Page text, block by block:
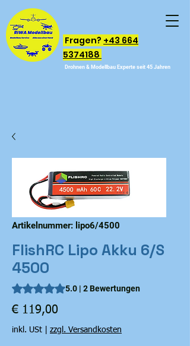
Fragen? +43 664
5374188
Drohnen & Modellbau Experte seit 45 Jahren
Artikelnummer: lipo6/4500
FlishRC Lipo Akku 6/S
4500
Das Rating beträgt 5.0 von fünf Sternen,
5.0 | 2 Bewertungen
€ 119,00Preis
inkl. USt zzgl. Versandkosten